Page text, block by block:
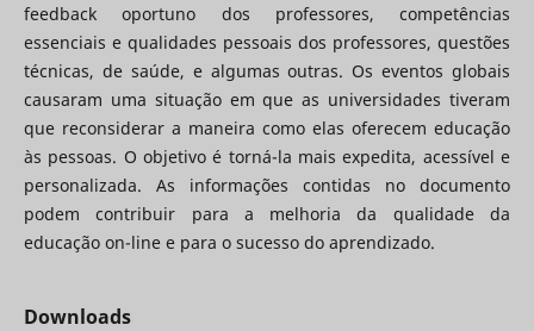
feedback oportuno dos professores, competências
essenciais e qualidades pessoais dos professores, questões
técnicas, de saúde, e algumas outras. Os eventos globais
causaram uma situação em que as universidades tiveram
que reconsiderar a maneira como elas oferecem educação
às pessoas. O objetivo é torná-la mais expedita, acessível e
personalizada. As informações contidas no documento
podem contribuir para a melhoria da qualidade da
educação on-line e para o sucesso do aprendizado.
Downloads